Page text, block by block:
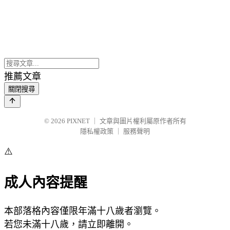
推薦文章
關閉搜尋
© 2026 PIXNET
文章與圖片權利屬原作者所有
隱私權政策
服務聲明
⚠️
成人內容提醒
本部落格內容僅限年滿十八歲者瀏覽。
若您未滿十八歲，請立即離開。